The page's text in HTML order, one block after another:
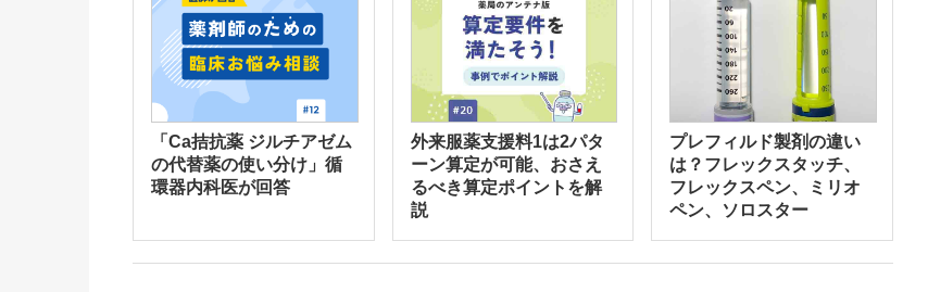
「Ca拮抗薬 ジルチアゼム
の代替薬の使い分け」循
環器内科医が回答
外来服薬支援料1は2パタ
ーン算定が可能、おさえ
るべき算定ポイントを解
説
プレフィルド製剤の違い
は？フレックスタッチ、
フレックスペン、ミリオ
ペン、ソロスター